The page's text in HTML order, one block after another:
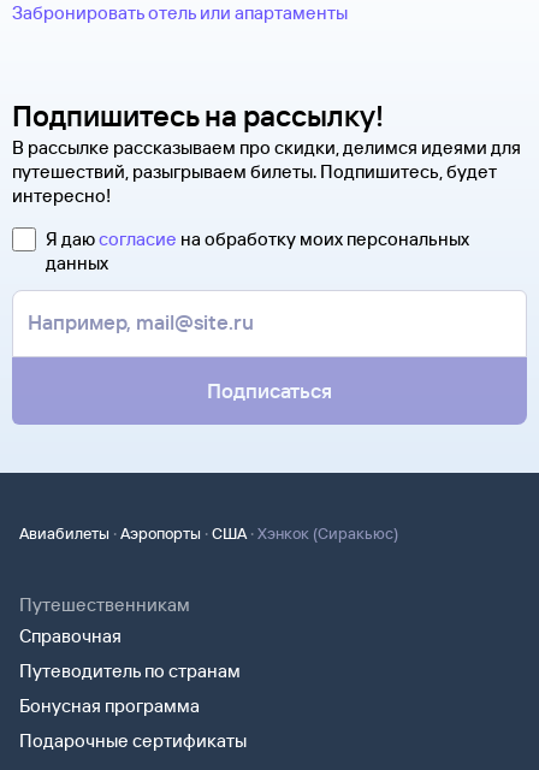
Забронировать отель или апартаменты
Подпишитесь на рассылку!
В рассылке рассказываем про скидки, делимся идеями для
путешествий, разыгрываем билеты. Подпишитесь, будет
интересно!
Я даюсогласие на обработку моих персональных
данных
Подписаться
Авиабилеты ·Аэропорты ·США·Хэнкок (Сиракьюс)
Путешественникам
Справочная
Путеводитель по странам
Бонусная программа
Подарочные сертификаты